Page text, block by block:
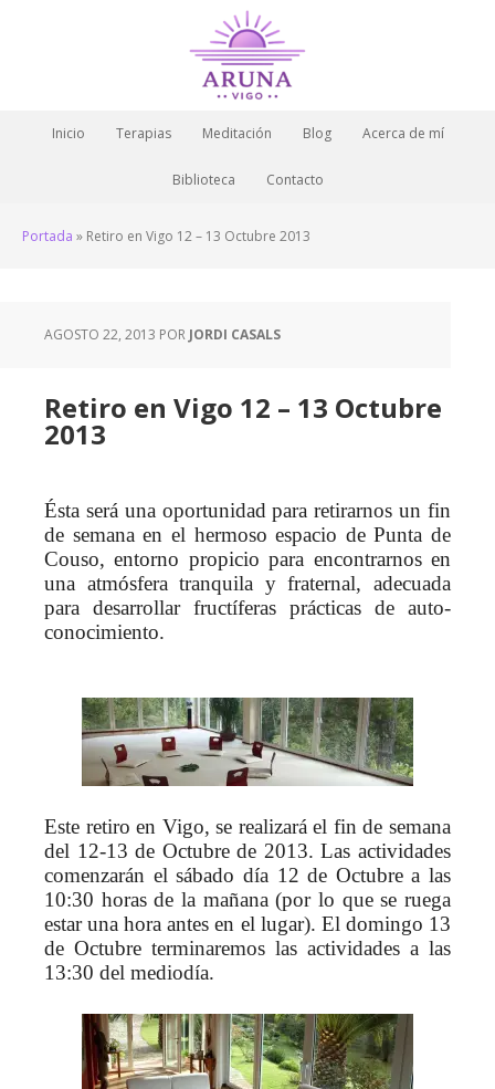
Inicio Terapias Meditación Blog Acerca de mí
Biblioteca Contacto
Portada » Retiro en Vigo 12 – 13 Octubre 2013
AGOSTO 22, 2013 POR JORDI CASALS
Retiro en Vigo 12 – 13 Octubre
2013
Ésta será una oportunidad para retirarnos un fin
de semana en el hermoso espacio de Punta de
Couso, entorno propicio para encontrarnos en
una atmósfera tranquila y fraternal, adecuada
para desarrollar fructíferas prácticas de auto-
conocimiento.
Este retiro en Vigo, se realizará el fin de semana
del 12-13 de Octubre de 2013. Las actividades
comenzarán el sábado día 12 de Octubre a las
10:30 horas de la mañana (por lo que se ruega
estar una hora antes en el lugar). El domingo 13
de Octubre terminaremos las actividades a las
13:30 del mediodía.